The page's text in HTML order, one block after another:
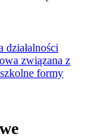
działalności
związana z
formy